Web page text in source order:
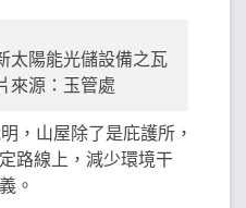
太陽能光儲設備之瓦
來源：玉管處
，山屋除了是庇護所，
路線上，減少環境干
。